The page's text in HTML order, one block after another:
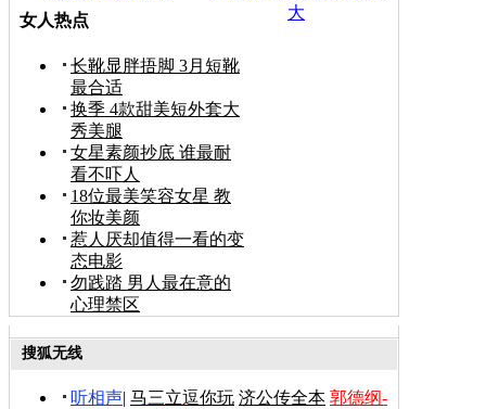
大
女人热点
长靴显胖捂脚 3月短靴
最合适
换季 4款甜美短外套大
秀美腿
女星素颜抄底 谁最耐
看不吓人
18位最美笑容女星 教
你妆美颜
惹人厌却值得一看的变
态电影
勿践踏 男人最在意的
心理禁区
搜狐无线
听相声| 马三立逗你玩 济公传全本 郭德纲-